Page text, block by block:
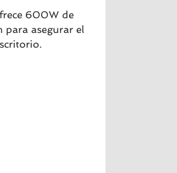
600W de
para asegurar el